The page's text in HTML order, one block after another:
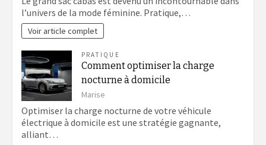
l’univers de la mode féminine. Pratique,…
Voir article complet
PRATIQUE
Comment optimiser la charge
nocturne à domicile
Marise
Optimiser la charge nocturne de votre véhicule
électrique à domicile est une stratégie gagnante,
alliant…